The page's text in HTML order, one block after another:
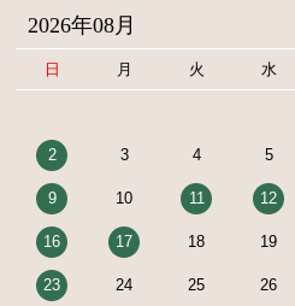
2026年08月
日 月 火 水
2 3 4 5
9 10 11 12
16 17 18 19
23 24 25 26